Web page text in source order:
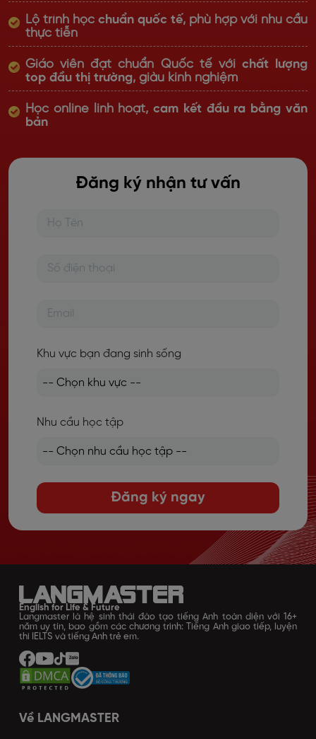
Lộ trình học chuẩn quốc tế, phù hợp với nhu cầu
thực tiễn
Giáo viên đạt chuẩn Quốc tế với chất lượng
top đầu thị trường, giàu kinh nghiệm
Học online linh hoạt,cam kết đầu ra bằng văn
bản
Đăng ký nhận tư vấn
Khu vực bạn đang sinh sống
Nhu cầu học tập
Đăng ký ngay
English for Life & Future
Langmaster là hệ sinh thái đào tạo tiếng Anh toàn diện với 16+
năm uy tín, bao gồm các chương trình: Tiếng Anh giao tiếp, luyện
thi IELTS và tiếng Anh trẻ em.
Về LANGMASTER